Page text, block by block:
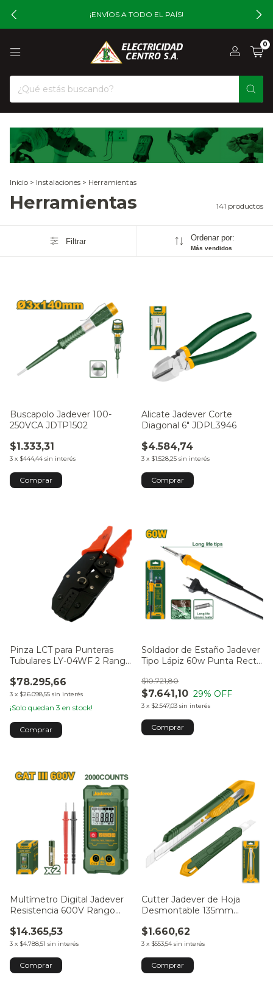
¡ENVÍOS A TODO EL PAÍS!
0
Inicio > Instalaciones > Herramientas
Herramientas 141 productos
Filtrar Ordenar por:
Más vendidos
Buscapolo Jadever 100-
250VCA JDTP1502
$1.333,31
3 x $444,44 sin interés
Alicate Jadever Corte
Diagonal 6" JDPL3946
$4.584,74
3 x $1.528,25 sin interés
Pinza LCT para Punteras
Tubulares LY-04WF 2 Rango
$78.295,66
3 x $26.098,55 sin interés
¡Solo quedan 3 en stock!
Soldador de Estaño Jadever
Tipo Lápiz 60w Punta Recta
$7.641,10
$10.721,80
29% OFF
3 x $2.547,03 sin interés
Multímetro Digital Jadever
Resistencia 600V Rango
$14.365,53
3 x $4.788,51 sin interés
Cutter Jadever de Hoja
Desmontable 135mm
$1.660,62
3 x $553,54 sin interés